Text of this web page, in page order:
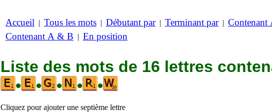
Accueil | Tous les mots | Débutant par| Terminant par| Contenant
Contenant A & B | En position
Liste des mots de 16 lettres
•
• • • •
Cliquez pour ajouter une septième lettre